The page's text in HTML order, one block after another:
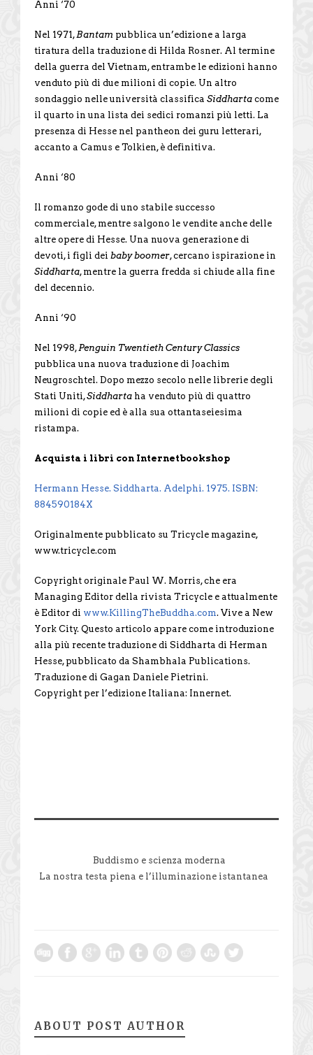
Anni ‘70
Nel 1971,Bantam pubblica un’edizione a larga
tiratura della traduzione di Hilda Rosner. Al termine
della guerra del Vietnam, entrambe le edizioni hanno
venduto più di due milioni di copie. Un altro
sondaggio nelle università classifica Siddharta come
il quarto in una lista dei sedici romanzi più letti. La
presenza di Hesse nel pantheon dei guru letterari,
accanto a Camus e Tolkien, è definitiva.
Anni ‘80
Il romanzo gode di uno stabile successo
commerciale, mentre salgono le vendite anche delle
altre opere di Hesse. Una nuova generazione di
devoti, i figli dei baby boomer, cercano ispirazione in
Siddharta, mentre la guerra fredda si chiude alla fine
del decennio.
Anni ‘90
Nel 1998,Penguin Twentieth Century Classics
pubblica una nuova traduzione di Joachim
Neugroschtel. Dopo mezzo secolo nelle librerie degli
Stati Uniti,Siddharta ha venduto più di quattro
milioni di copie ed è alla sua ottantaseiesima
ristampa.
Acquista i libri con Internetbookshop
Hermann Hesse. Siddharta. Adelphi. 1975. ISBN:
884590184X
Originalmente pubblicato su Tricycle magazine,
www.tricycle.com
Copyright originale Paul W. Morris, che era
Managing Editor della rivista Tricycle e attualmente
è Editor di www.KillingTheBuddha.com. Vive a New
York City. Questo articolo appare come introduzione
alla più recente traduzione di Siddharta di Herman
Hesse, pubblicato da Shambhala Publications.
Traduzione di Gagan Daniele Pietrini.
Copyright per l’edizione Italiana: Innernet.
Buddismo e scienza moderna
La nostra testa piena e l’illuminazione istantanea
ABOUT POST AUTHOR